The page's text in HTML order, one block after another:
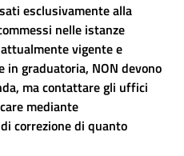
esclusivamente alla
nelle istanze
vigente e
in graduatoria, NON devono
ma contattare gli uffici
mediante
correzione di quanto